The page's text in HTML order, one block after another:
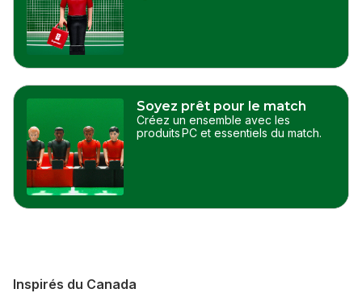
Soyez prêt pour le match
Créez un ensemble avec les
produits PC et essentiels du match.
Inspirés du Canada